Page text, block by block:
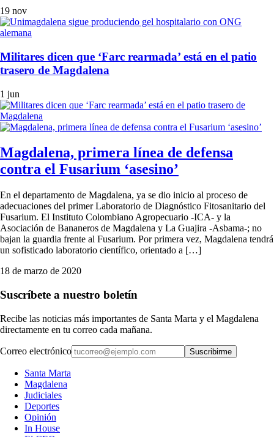
19 nov
Militares dicen que ‘Farc rearmada’ está en el patio
trasero de Magdalena
1 jun
Magdalena, primera línea de defensa
contra el Fusarium ‘asesino’
En el departamento de Magdalena, ya se dio inicio al proceso de
adecuaciones del primer Laboratorio de Diagnóstico Fitosanitario del
Fusarium. El Instituto Colombiano Agropecuario -ICA- y la
Asociación de Bananeros de Magdalena y La Guajira -Asbama-; no
bajan la guardia frente al Fusarium. Por primera vez, Magdalena tendrá
un sofisticado laboratorio científico, orientado a […]
18 de marzo de 2020
Suscríbete a nuestro boletín
Recibe las noticias más importantes de Santa Marta y el Magdalena
directamente en tu correo cada mañana.
Correo electrónico Suscribirme
Santa Marta
Magdalena
Judiciales
Deportes
Opinión
In House